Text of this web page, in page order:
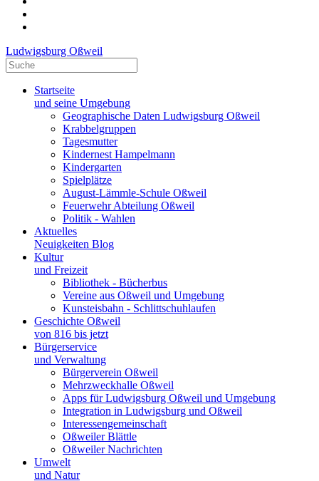
Ludwigsburg Oßweil
Startseite
und seine Umgebung
Geographische Daten Ludwigsburg Oßweil
Krabbelgruppen
Tagesmutter
Kindernest Hampelmann
Kindergarten
Spielplätze
August-Lämmle-Schule Oßweil
Feuerwehr Abteilung Oßweil
Politik - Wahlen
Aktuelles
Neuigkeiten Blog
Kultur
und Freizeit
Bibliothek - Bücherbus
Vereine aus Oßweil und Umgebung
Kunsteisbahn - Schlittschuhlaufen
Geschichte Oßweil
von 816 bis jetzt
Bürgerservice
und Verwaltung
Bürgerverein Oßweil
Mehrzweckhalle Oßweil
Apps für Ludwigsburg Oßweil und Umgebung
Integration in Ludwigsburg und Oßweil
Interessengemeinschaft
Oßweiler Blättle
Oßweiler Nachrichten
Umwelt
und Natur